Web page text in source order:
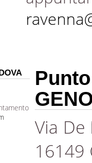
Via
16149